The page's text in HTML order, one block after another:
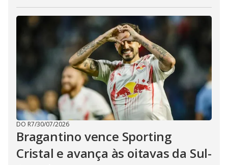
DO R7/30/07/2026
Bragantino vence Sporting
Cristal e avança às oitavas da Sul-